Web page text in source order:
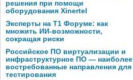
решения при помощи
оборудования Xinertel
Эксперты на Т1 Форуме: как
множить ИИ-возможности,
сокращая риски
Российское ПО виртуализации и
инфраструктурное ПО — наиболее
востребованные направления для
тестирования